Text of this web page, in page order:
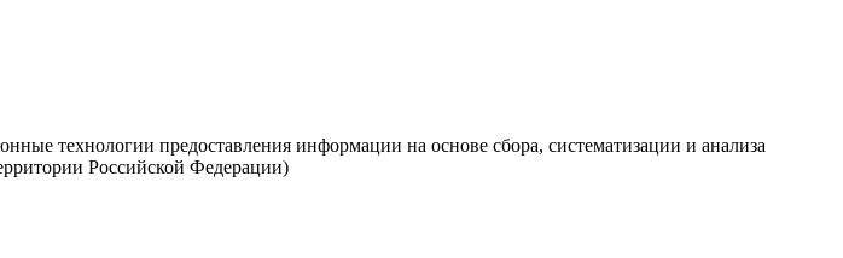
технологии предоставления информации на основе сбора, систематизации и анализа
Российской Федерации)